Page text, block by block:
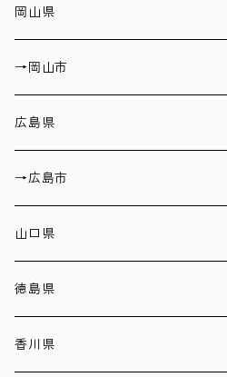
岡山県
→岡山市
広島県
→広島市
山口県
徳島県
香川県